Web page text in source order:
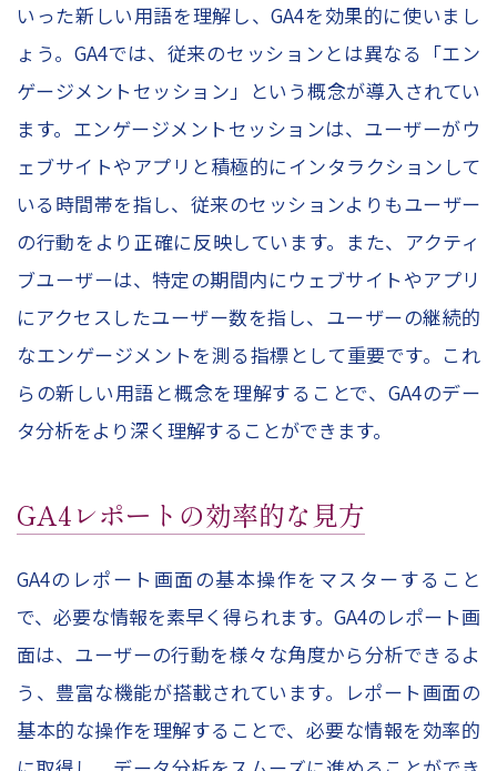
いった新しい用語を理解し、GA4を効果的に使いまし
ょう。GA4では、従来のセッションとは異なる「エン
ゲージメントセッション」という概念が導入されてい
ます。エンゲージメントセッションは、ユーザーがウ
ェブサイトやアプリと積極的にインタラクションして
いる時間帯を指し、従来のセッションよりもユーザー
の行動をより正確に反映しています。また、アクティ
ブユーザーは、特定の期間内にウェブサイトやアプリ
にアクセスしたユーザー数を指し、ユーザーの継続的
なエンゲージメントを測る指標として重要です。これ
らの新しい用語と概念を理解することで、GA4のデー
タ分析をより深く理解することができます。
GA4レポートの効率的な見方
GA4のレポート画面の基本操作をマスターすること
で、必要な情報を素早く得られます。GA4のレポート画
面は、ユーザーの行動を様々な角度から分析できるよ
う、豊富な機能が搭載されています。レポート画面の
基本的な操作を理解することで、必要な情報を効率的